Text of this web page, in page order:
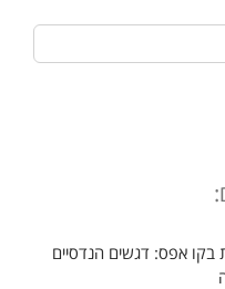
בקו אפס: דגשים הנדסיים